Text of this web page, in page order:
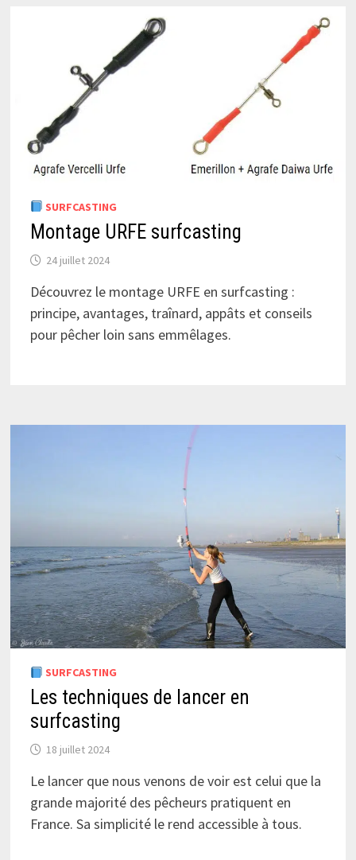
SURFCASTING
Montage URFE surfcasting
24 juillet 2024
Découvrez le montage URFE en surfcasting :
principe, avantages, traînard, appâts et conseils
pour pêcher loin sans emmêlages.
SURFCASTING
Les techniques de lancer en
surfcasting
18 juillet 2024
Le lancer que nous venons de voir est celui que la
grande majorité des pêcheurs pratiquent en
France. Sa simplicité le rend accessible à tous.